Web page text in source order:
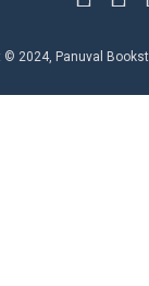
© 2024, Panuval